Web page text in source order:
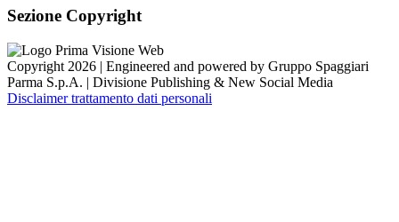
Sezione Copyright
Copyright 2026 | Engineered and powered by Gruppo Spaggiari
Parma S.p.A. | Divisione Publishing & New Social Media
Disclaimer trattamento dati personali